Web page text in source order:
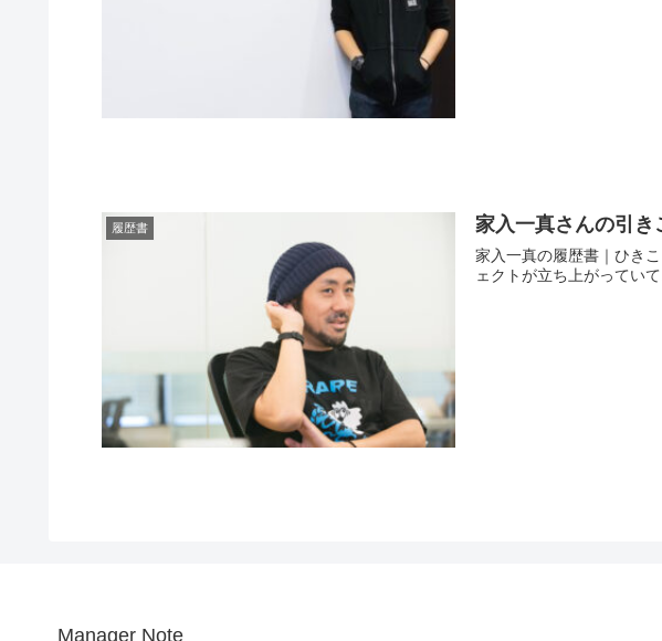
履歴書 家入一真さんの引
家入一真の履歴書｜ひきこもり
ェクトが立ち上がってい
Manager Note